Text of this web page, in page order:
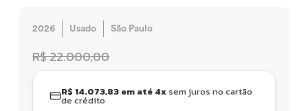
2026 Usado São Paulo
R$ 22.000,00
R$ 14.073,83 em até 4x sem juros no cartão
de crédito